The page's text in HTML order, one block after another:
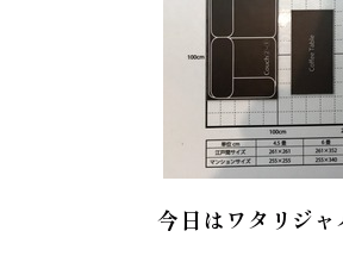
今日はワタリジ